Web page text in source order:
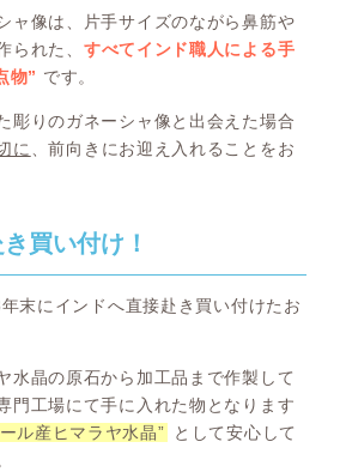
ャ像は、片手サイズのながら鼻筋や
られた、 すべてインド職人による手
物” です。
彫りのガネーシャ像と出会えた場合
に
、前向きにお迎え入れることをお
買い付け！
末にインドへ直接赴き買い付けたお
水晶の原石から加工品まで作製して
門工場にて手に入れた物となります
ル産ヒマラヤ水晶”
として安心して